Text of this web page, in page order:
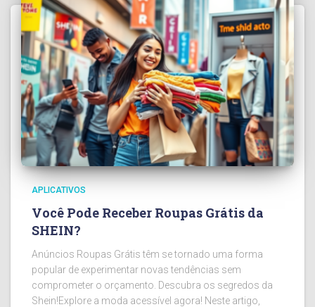
APLICATIVOS
Você Pode Receber Roupas Grátis da
SHEIN?
Anúncios Roupas Grátis têm se tornado uma forma
popular de experimentar novas tendências sem
comprometer o orçamento. Descubra os segredos da
Shein!Explore a moda acessível agora! Neste artigo,